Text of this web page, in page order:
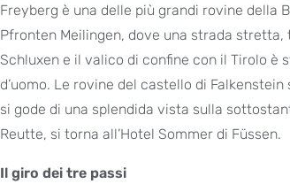
Freyberg è una delle più grandi rovine della
Pfronten Meilingen, dove una strada
Schluxen e il valico di confine con il Tirolo
d’uomo. Le rovine del castello di
si gode di una splendida vista sulla
Reutte, si torna all’Hotel Sommer di Füssen.
Il giro dei tre passi